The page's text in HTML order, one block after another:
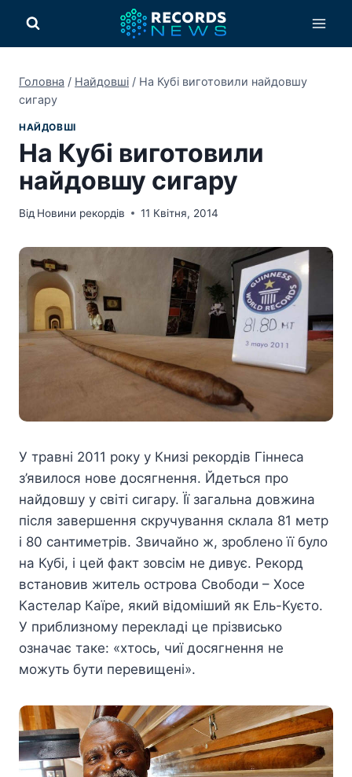
вмісту
Головна / Найдовші / На Кубі виготовили найдовшу
сигару
НАЙДОВШІ
На Кубі виготовили
найдовшу сигару
Від Новини рекордів 11 Квітня, 2014
У травні 2011 року у Книзі рекордів Гіннеса
з’явилося нове досягнення. Йдеться про
найдовшу у світі сигару. Її загальна довжина
після завершення скручування склала 81 метр
і 80 сантиметрів. Звичайно ж, зроблено її було
на Кубі, і цей факт зовсім не дивує. Рекорд
встановив житель острова Свободи – Хосе
Кастелар Каїре, який відоміший як Ель-Куєто.
У приблизному перекладі це прізвисько
означає таке: «хтось, чиї досягнення не
можуть бути перевищені».